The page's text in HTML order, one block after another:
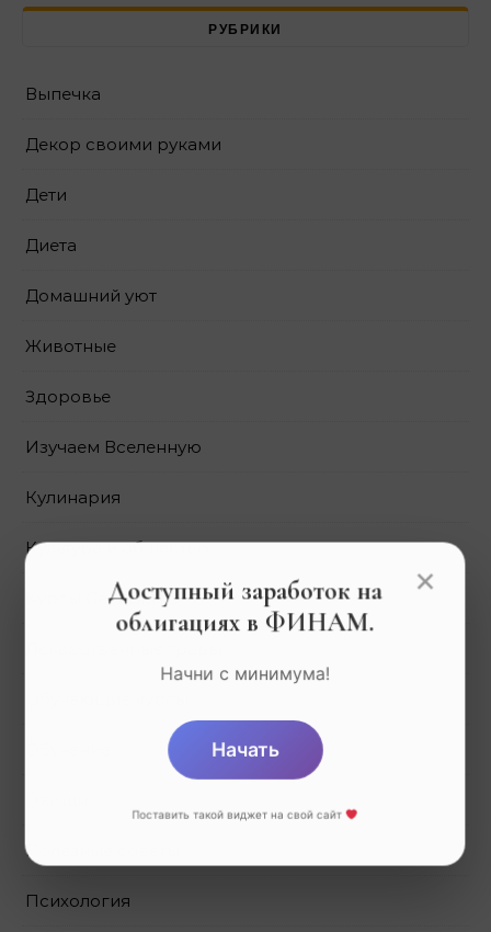
РУБРИКИ
Выпечка
Декор своими руками
Дети
Диета
Домашний уют
Животные
Здоровье
Изучаем Вселенную
Кулинария
Культура и общество
Курсы GeekBrains
Полезные советы
Психология
×
Доступный заработок на
облигациях в ФИНАМ.
Начни с минимума!
Начать
Поставить такой виджет на свой сайт